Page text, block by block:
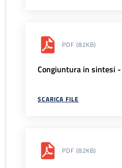
PDF (82KB)
Congiuntura in sintesi
SCARICA FILE
PDF (82KB)